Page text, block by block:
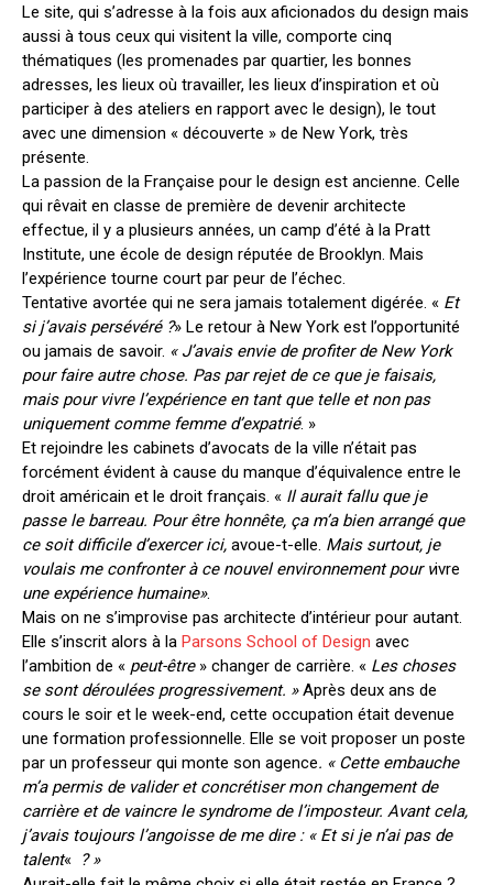
Le site, qui s’adresse à la fois aux aficionados du design mais
aussi à tous ceux qui visitent la ville, comporte cinq
thématiques (les promenades par quartier, les bonnes
adresses, les lieux où travailler, les lieux d’inspiration et où
participer à des ateliers en rapport avec le design), le tout
avec une dimension « découverte » de New York, très
présente.
La passion de la Française pour le design est ancienne. Celle
qui rêvait en classe de première de devenir architecte
effectue, il y a plusieurs années, un camp d’été à la Pratt
Institute, une école de design réputée de Brooklyn. Mais
l’expérience tourne court par peur de l’échec.
Tentative avortée qui ne sera jamais totalement digérée. « Et
si j’avais persévéré ?» Le retour à New York est l’opportunité
ou jamais de savoir. « J’avais envie de profiter de New York
pour faire autre chose. Pas par rejet de ce que je faisais,
mais pour vivre l’expérience en tant que telle et non pas
uniquement comme femme d’expatrié. »
Et rejoindre les cabinets d’avocats de la ville n’était pas
forcément évident à cause du manque d’équivalence entre le
droit américain et le droit français. « Il aurait fallu que je
passe le barreau. Pour être honnête, ça m’a bien arrangé que
ce soit difficile d’exercer ici, avoue-t-elle. Mais surtout, je
voulais me confronter à ce nouvel environnement pour vivre
une expérience humaine».
Mais on ne s’improvise pas architecte d’intérieur pour autant.
Elle s’inscrit alors à la Parsons School of Design avec
l’ambition de « peut-être» changer de carrière. « Les choses
se sont déroulées progressivement. »Après deux ans de
cours le soir et le week-end, cette occupation était devenue
une formation professionnelle. Elle se voit proposer un poste
par un professeur qui monte son agence. « Cette embauche
m’a permis de valider et concrétiser mon changement de
carrière et de vaincre le syndrome de l’imposteur. Avant cela,
j’avais toujours l’angoisse de me dire : « Et si je n’ai pas de
talent« ? »